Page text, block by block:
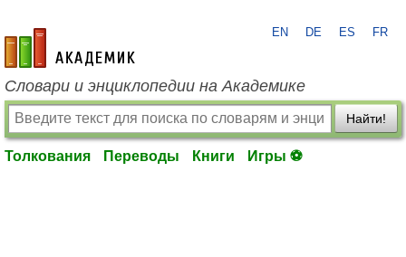
academic.ru
EN DE ES FR
Словари и энциклопедии на Академике
Найти!
Толкования Переводы Книги Игры ⚽